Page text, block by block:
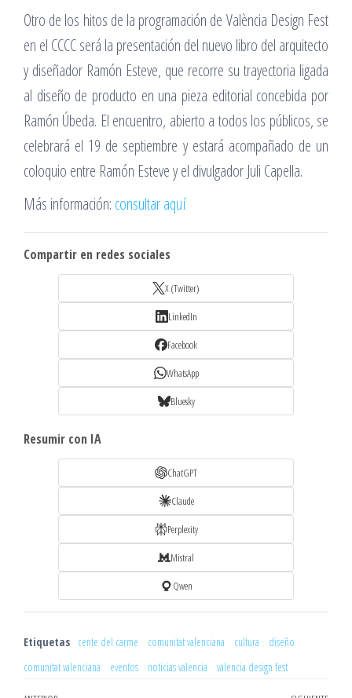
Otro de los hitos de la programación de València Design Fest
en el CCCC será la presentación del nuevo libro del arquitecto
y diseñador Ramón Esteve, que recorre su trayectoria ligada
al diseño de producto en una pieza editorial concebida por
Ramón Úbeda. El encuentro, abierto a todos los públicos, se
celebrará el 19 de septiembre y estará acompañado de un
coloquio entre Ramón Esteve y el divulgador Juli Capella.
Más información: consultar aquí
Compartir en redes sociales
X (Twitter)
LinkedIn
Facebook
WhatsApp
Bluesky
Resumir con IA
ChatGPT
Claude
Perplexity
Mistral
Qwen
Etiquetas cente del carme comunitat valenciana cultura
diseño
comunitat valenciana
eventos noticias valencia valencia design fest